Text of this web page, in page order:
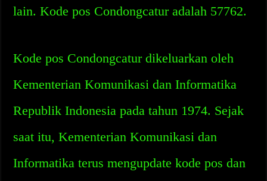
lain. Kode pos Condongcatur adalah 57762.
Kode pos Condongcatur dikeluarkan oleh
Kementerian Komunikasi dan Informatika
Republik Indonesia pada tahun 1974. Sejak
saat itu, Kementerian Komunikasi dan
Informatika terus mengupdate kode pos dan